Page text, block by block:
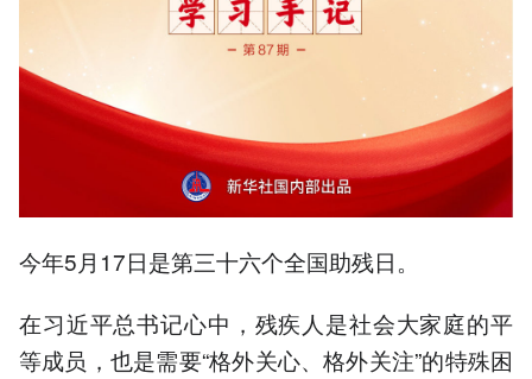
今年5月17日是第三十六个全国助残日。
在习近平总书记心中，残疾人是社会大家庭的平
等成员，也是需要“格外关心、格外关注”的特殊困